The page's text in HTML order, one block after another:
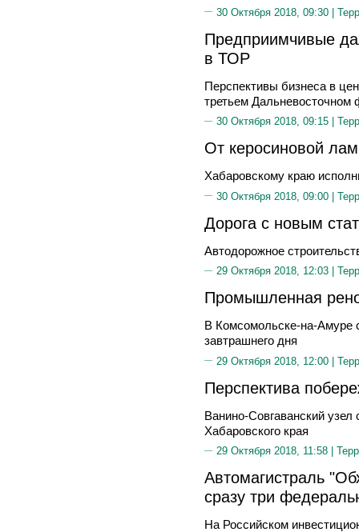
30 Октября 2018, 09:30 |
Предприимчивые
в ТОР
Перспективы бизнеса в
третьем Дальневосточном
30 Октября 2018, 09:15 |
От керосиновой
Хабаровскому краю
30 Октября 2018, 09:00 |
Дорога с новым
Автодорожное
29 Октября 2018, 12:03 |
Промышленная
В Комсомольске-на-Амуре
завтрашнего дня
29 Октября 2018, 12:00 |
Перспектива
Ванино-Совгаванский узел
Хабаровского края
29 Октября 2018, 11:58 |
Автомагистраль
сразу три
На Российском